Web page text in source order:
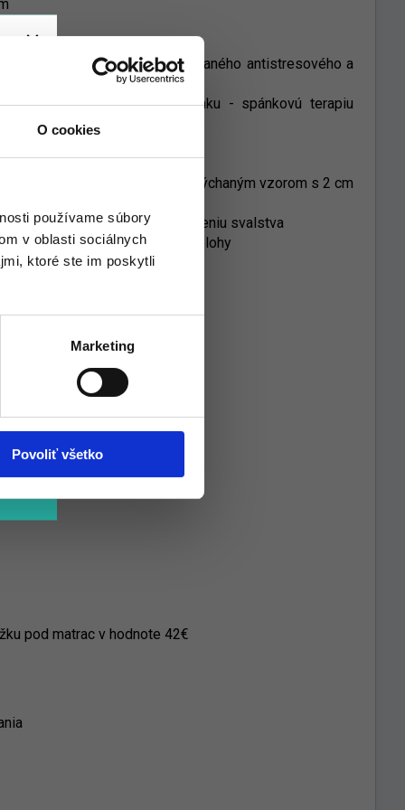
O cookies
používame súbory
v oblasti sociálnych
ktoré ste im poskytli
Marketing
Povoliť všetko
mimo tela pomocou zabudovaného antistresového a
a tak prináša iný level spánku - spánkovú terapiu
časti prešívaný veľkým nadýchaným vzorom s 2 cm
body a prispieva k uvoľneniu svalstva
hľadania správnej polohy
s dutým vláknom
s logom StressFree
pod matrac v hodnote 42€